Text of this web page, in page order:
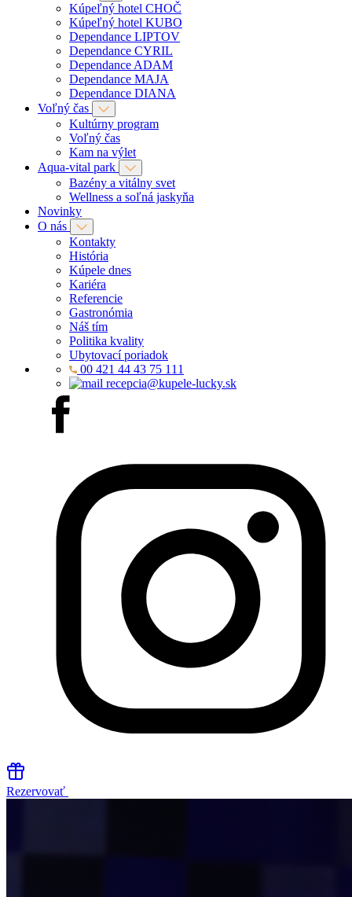
Kúpeľný hotel CHOČ
Kúpeľný hotel KUBO
Dependance LIPTOV
Dependance CYRIL
Dependance ADAM
Dependance MAJA
Dependance DIANA
Voľný čas
Kultúrny program
Voľný čas
Kam na výlet
Aqua-vital park
Bazény a vitálny svet
Wellness a soľná jaskyňa
Novinky
O nás
Kontakty
História
Kúpele dnes
Kariéra
Referencie
Gastronómia
Náš tím
Politika kvality
Ubytovací poriadok
00 421 44 43 75 111
recepcia@kupele-lucky.sk
Rezervovať